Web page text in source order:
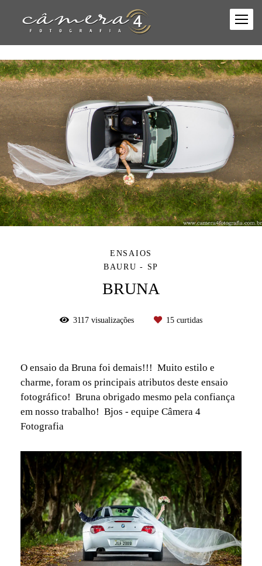
ENSAIOS
BAURU - SP
BRUNA
3117 visualizações 15 curtidas
O ensaio da Bruna foi demais!!! Muito estilo e
charme, foram os principais atributos deste ensaio
fotográfico! Bruna obrigado mesmo pela confiança
em nosso trabalho! Bjos - equipe Câmera 4
Fotografia